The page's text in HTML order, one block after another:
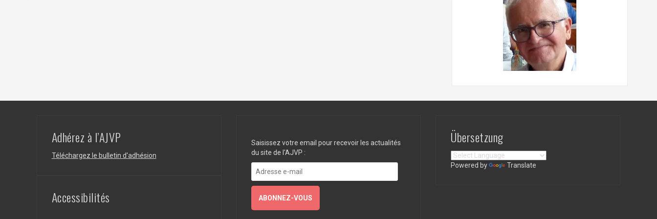
Adhérez à l’AJVP
Téléchargez le bulletin d'adhésion
Accessibilités
Saisissez votre email pour recevoir les actualités
du site de l'AJVP :
Adresse
e-
mail
ABONNEZ-VOUS
Übersetzung
Powered by Translate